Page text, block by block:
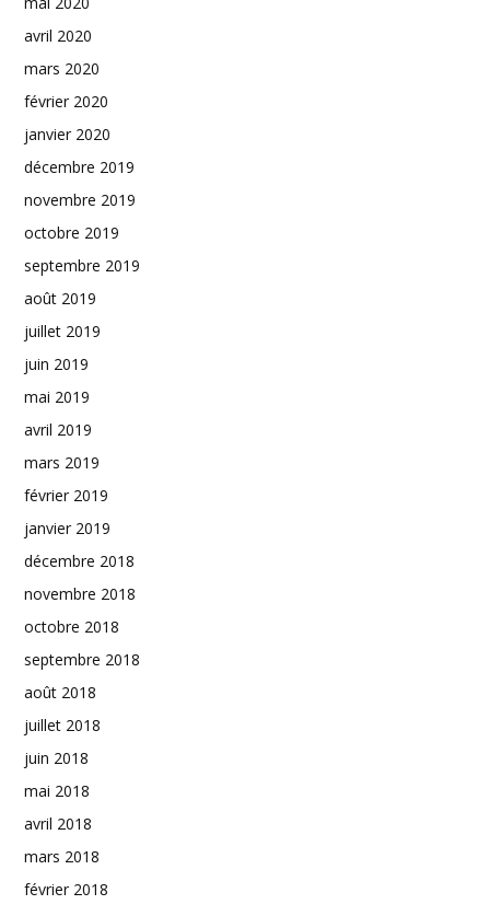
avril 2020
mars 2020
février 2020
janvier 2020
décembre 2019
novembre 2019
octobre 2019
septembre 2019
août 2019
juillet 2019
juin 2019
mai 2019
avril 2019
mars 2019
février 2019
janvier 2019
décembre 2018
novembre 2018
octobre 2018
septembre 2018
août 2018
juillet 2018
juin 2018
mai 2018
avril 2018
mars 2018
février 2018